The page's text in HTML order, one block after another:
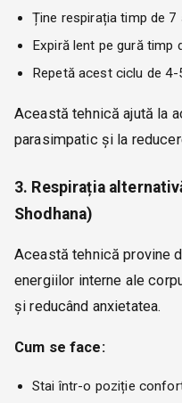
Ține respirația timp de 7
Expiră lent pe gură timp
Repetă acest ciclu de 4-
Această tehnică ajută la
parasimpatic și la
3. Respirația
Shodhana)
Această tehnică provine
energiilor interne ale
și reducând anxietatea.
Cum se face:
Stai într-o poziție